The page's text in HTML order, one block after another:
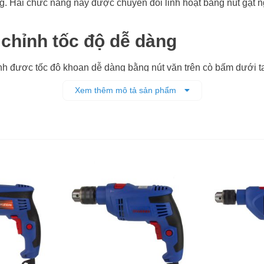
Hai chức năng này được chuyển đổi linh hoạt bằng nút gạt
tốc độ dễ dàng
được tốc độ khoan dễ dàng bằng nút vặn trên cò bấm dưới
dàng
chính xác
phụ phía trước cùng thước đo độ sâu, hỗ trợ người dùng cố
Xem thêm mô tả sản phẩm